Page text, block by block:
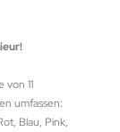
11
umfassen:
Blau, Pink,